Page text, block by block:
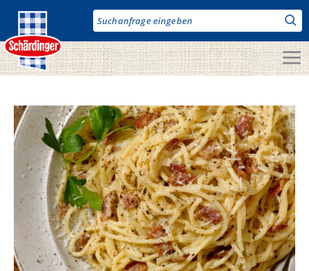
zum
Inhalt
Milch & Co.
Käse
Butter
Fruchtjoghurt & Drinks
Desserts
Bergbauern Produkte